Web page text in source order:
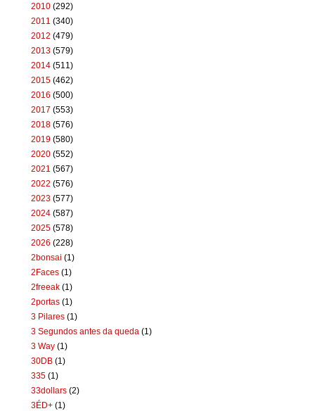
2010 (292)
2011 (340)
2012 (479)
2013 (579)
2014 (511)
2015 (462)
2016 (500)
2017 (553)
2018 (576)
2019 (580)
2020 (552)
2021 (567)
2022 (576)
2023 (577)
2024 (587)
2025 (578)
2026 (228)
2bonsai (1)
2Faces (1)
2freeak (1)
2portas (1)
3 Pilares (1)
3 Segundos antes da queda (1)
3 Way (1)
30DB (1)
335 (1)
33dollars (2)
3ÉD+ (1)